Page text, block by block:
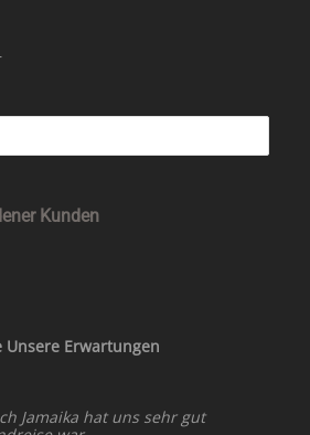
Kunden
Unsere Erwartungen
Jamaika hat uns sehr gut